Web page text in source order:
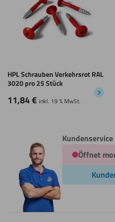
HPL Schrauben Verkehrsrot RAL
3020 pro 25 Stück
11,84€ inkl. 19 % MwSt.
Kundenservice
Öffnet